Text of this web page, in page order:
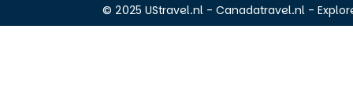
© 2025 UStravel.nl - Canadatravel.nl -